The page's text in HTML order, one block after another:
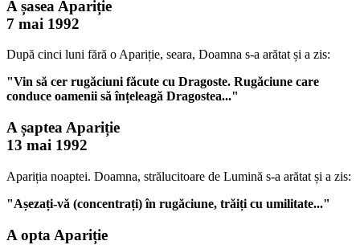
A șasea Apariție
7 mai 1992
După cinci luni fără o Apariție, seara, Doamna s-a arătat și a zis:
"Vin să cer rugăciuni făcute cu Dragoste. Rugăciune care
conduce oamenii să înțeleagă Dragostea..."
A șaptea Apariție
13 mai 1992
Apariția noaptei. Doamna, strălucitoare de Lumină s-a arătat și a zis:
"Așezați-vă (concentrați) în rugăciune, trăiți cu umilitate..."
A opta Apariție